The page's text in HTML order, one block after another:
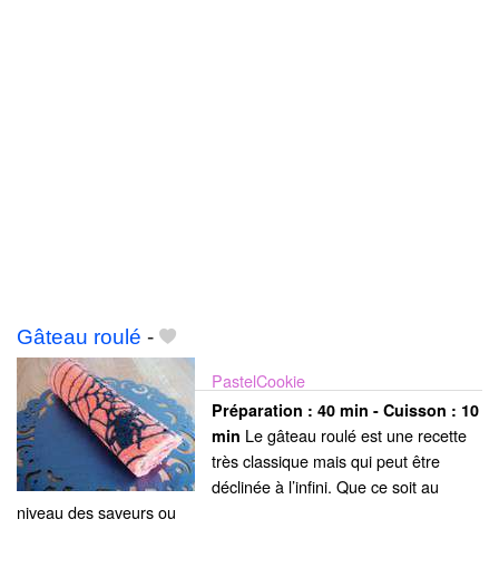
Gâteau roulé -
PastelCookie
Préparation : 40 min - Cuisson : 10
min Le gâteau roulé est une recette
très classique mais qui peut être
déclinée à l’infini. Que ce soit au
niveau des saveurs ou